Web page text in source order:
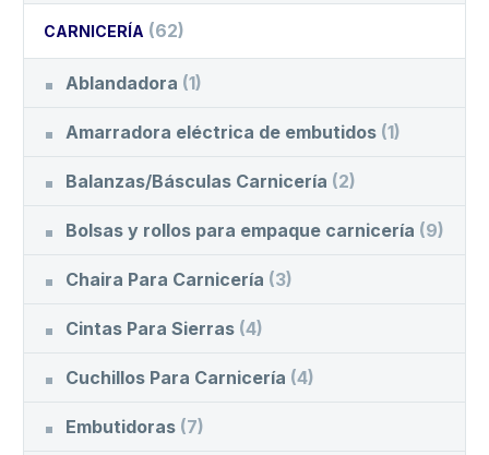
CARNICERÍA (62)
Ablandadora (1)
Amarradora eléctrica de embutidos (1)
Balanzas/Básculas Carnicería (2)
Bolsas y rollos para empaque carnicería (9)
Chaira Para Carnicería (3)
Cintas Para Sierras (4)
Cuchillos Para Carnicería (4)
Embutidoras (7)